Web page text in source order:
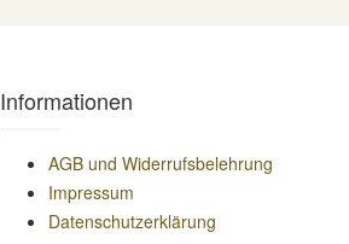
Informationen
AGB und Widerrufsbelehrung
Impressum
Datenschutzerklärung